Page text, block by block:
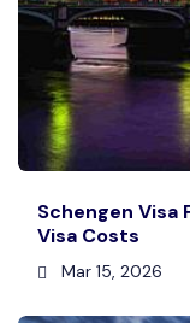
Schengen Visa
Visa Costs
Mar 15, 2026